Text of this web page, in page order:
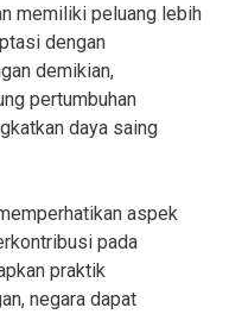
memiliki peluang lebih
dengan
demikian,
pertumbuhan
daya saing
aspek
pada
praktik
negara dapat